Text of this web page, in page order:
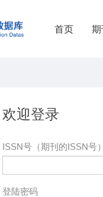
首页 期
欢迎登录
ISSN号（期刊的ISSN号
登陆密码